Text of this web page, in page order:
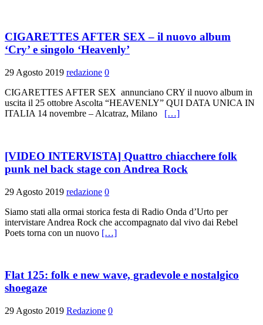
CIGARETTES AFTER SEX – il nuovo album
‘Cry’ e singolo ‘Heavenly’
29 Agosto 2019 redazione 0
CIGARETTES AFTER SEX annunciano CRY il nuovo album in
uscita il 25 ottobre Ascolta “HEAVENLY” QUI DATA UNICA IN
ITALIA 14 novembre – Alcatraz, Milano […]
[VIDEO INTERVISTA] Quattro chiacchere folk
punk nel back stage con Andrea Rock
29 Agosto 2019 redazione 0
Siamo stati alla ormai storica festa di Radio Onda d’Urto per
intervistare Andrea Rock che accompagnato dal vivo dai Rebel
Poets torna con un nuovo […]
Flat 125: folk e new wave, gradevole e nostalgico
shoegaze
29 Agosto 2019 Redazione 0